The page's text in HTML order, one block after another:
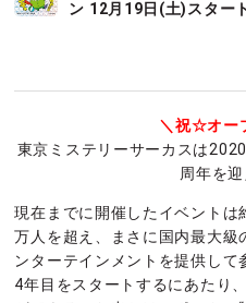
ン 12月19日(土)スター
＼祝☆オー
東京ミステリーサーカスは
周年を
現在までに開催したイベント
万人を超え、まさに国内最大級
ンターテインメントを提供して
4年目をスタートするにあたり